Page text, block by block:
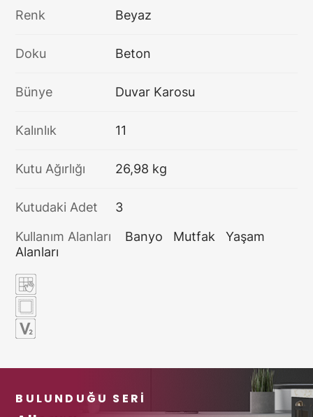
Renk Beyaz
Doku Beton
Bünye Duvar Karosu
Kalınlık 11
Kutu Ağırlığı 26,98 kg
Kutudaki Adet
3
Kullanım Alanları
Banyo Mutfak
Yaşam
Alanları
BULUNDUĞU SERI